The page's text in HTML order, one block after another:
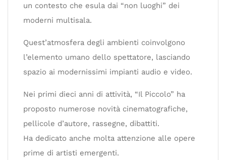
un contesto che esula dai “non luoghi” dei
moderni multisala.
Quest’atmosfera degli ambienti coinvolgono
l’elemento umano dello spettatore, lasciando
spazio ai modernissimi impianti audio e video.
Nei primi dieci anni di attività, “Il Piccolo” ha
proposto numerose novità cinematografiche,
pellicole d’autore, rassegne, dibattiti.
Ha dedicato anche molta attenzione alle opere
prime di artisti emergenti.